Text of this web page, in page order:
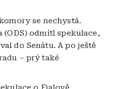
se nechystá.
odmítl spekulace,
do Senátu. A po ještě
– prý také